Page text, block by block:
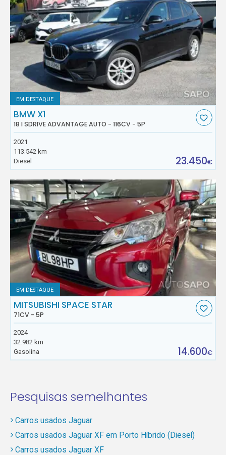
EM DESTAQUE
BMW X1
18 I SDRIVE ADVANTAGE AUTO - 116CV - 5P
2021
113.542 km
Diesel
23.450€
EM DESTAQUE
MITSUBISHI SPACE STAR
71CV - 5P
2024
32.982 km
Gasolina
14.600€
Pesquisas semelhantes
Carros usados Jaguar
Carros usados Jaguar XF em Porto Híbrido (Diesel)
Carros usados Jaguar XF